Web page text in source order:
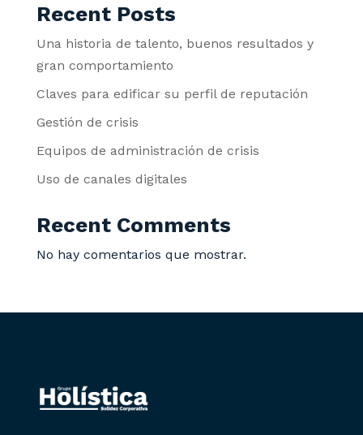
Recent Posts
Una historia de talento, buenos resultados y
gran comportamiento
Claves para edificar su perfil de reputación
Gestión de crisis
Equipos de administración de crisis
Uso de canales digitales
Recent Comments
No hay comentarios que mostrar.